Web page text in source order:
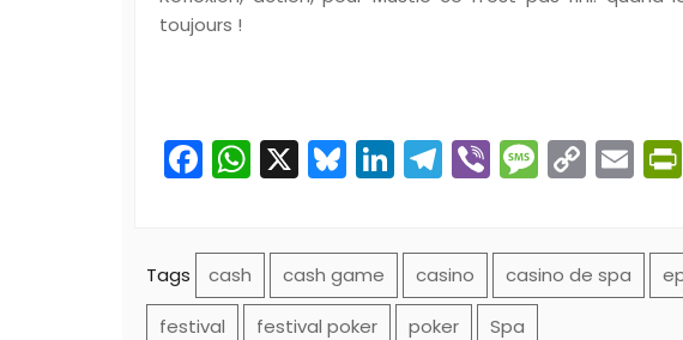
toujours !
Facebook
WhatsApp
X Bluesky
LinkedIn
Telegram
ViberMessage
Copy
Link
Tags cash cash game casino casino de spa
festival festival poker poker Spa